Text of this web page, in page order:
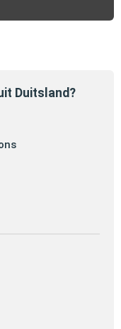
Duitsland?